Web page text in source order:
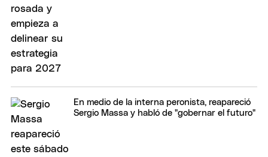
En medio de la interna peronista, reapareció
Sergio Massa y habló de "gobernar el futuro"